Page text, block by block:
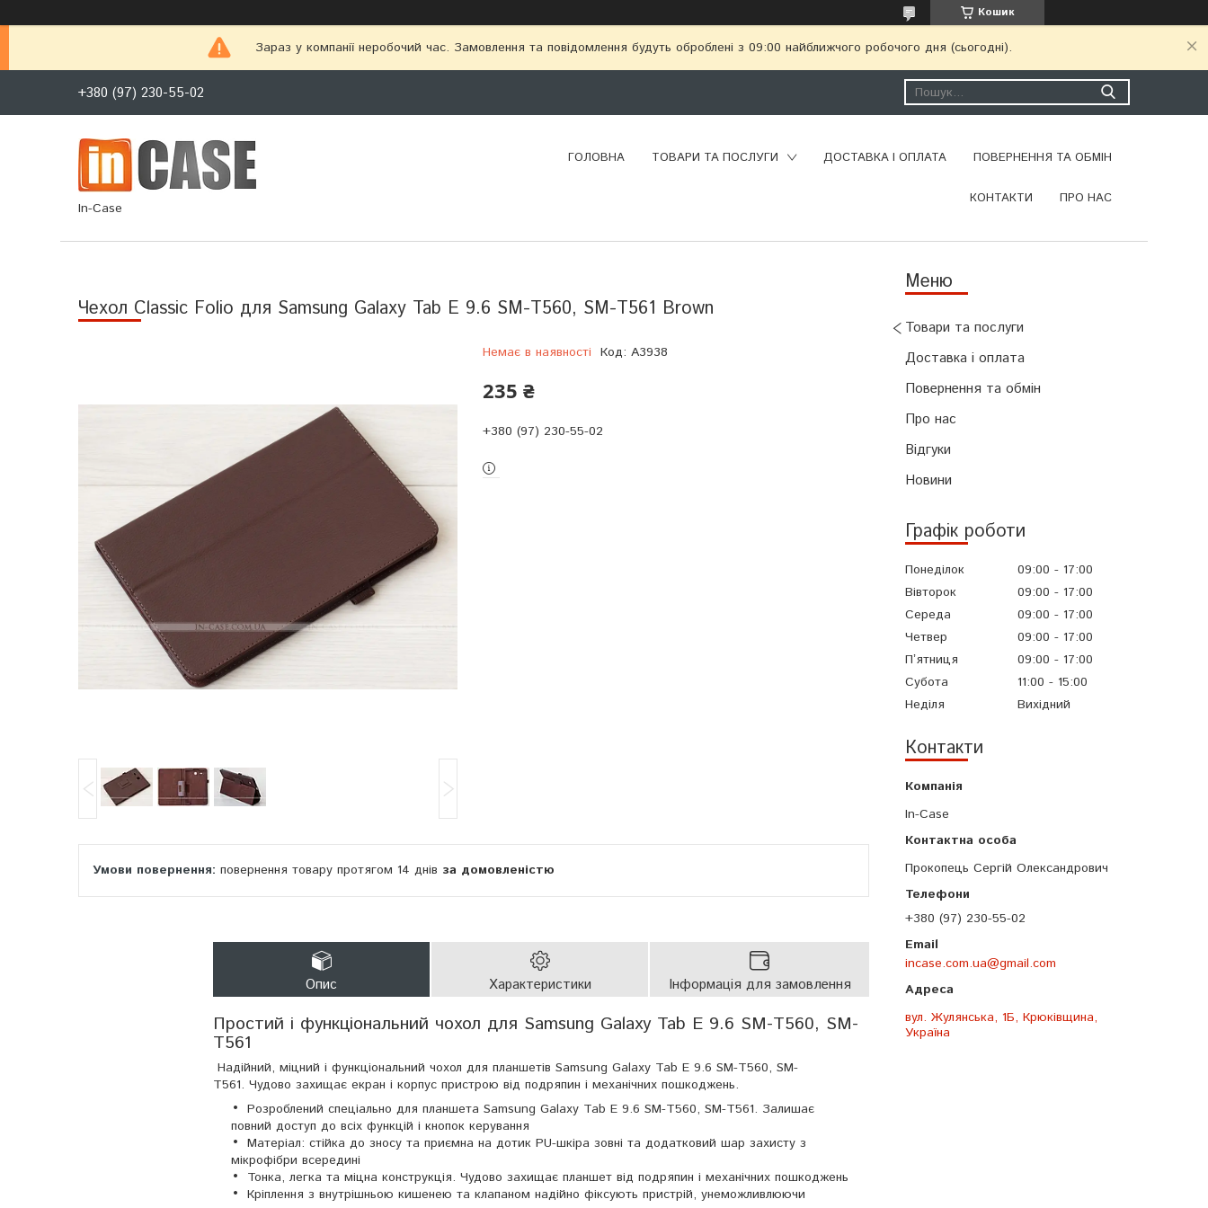
Кошик
Зараз у компанії неробочий час. Замовлення та повідомлення будуть оброблені з 09:00 найближчого робочого дня (сьогодні).
+380 (97) 230-55-02
In-Case
ГОЛОВНА ТОВАРИ ТА ПОСЛУГИ ДОСТАВКА І ОПЛАТА ПОВЕРНЕННЯ ТА ОБМІН
КОНТАКТИ ПРО НАС
Товари та послуги
Доставка і оплата
Повернення та обмін
Про нас
Відгуки
Новини
Графік роботи
Понеділок 09:00
17:00
Вівторок
09:00
17:00
Середа
09:00
17:00
Четвер
09:00
17:00
Пʼятниця
09:00
17:00
Субота
11:00
15:00
Неділя
Вихідний
Контакти
In-Case
Прокопець Сергій Олександрович
+380 (97) 230-55-02
incase.com.ua@gmail.com
вул. Жулянська, 1Б, Крюківщина,
Україна
Чехол Classic Folio для Samsung Galaxy Tab E 9.6 SM-T560, SM-T561 Brown
Немає в наявності Код: A3938
235 ₴
+380 (97) 230-55-02
повернення товару протягом 14 днів за домовленістю
Опис Характеристики Інформація для замовлення
Простий і функціональний чохол для Samsung Galaxy Tab E 9.6 SM-T560, SM-
T561
Надійний, міцний і функціональний чохол для планшетів Samsung Galaxy Tab E 9.6 SM-T560, SM-
T561. Чудово захищає екран і корпус пристрою від подряпин і механічних пошкоджень.
Розроблений спеціально для планшета Samsung Galaxy Tab E 9.6 SM-T560, SM-T561. Залишає
повний доступ до всіх функцій і кнопок керування
Матеріал: стійка до зносу та приємна на дотик PU-шкіра зовні та додатковий шар захисту з
мікрофібри всередині
Тонка, легка та міцна конструкція. Чудово захищає планшет від подряпин і механічних пошкоджень
Кріплення з внутрішньою кишенею та клапаном надійно фіксують пристрій, унеможливлюючи